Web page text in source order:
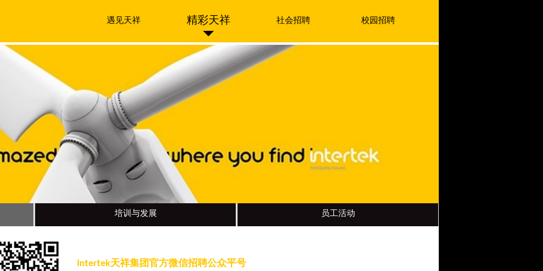
遇见天祥 精彩天祥 社会招聘 校园招聘
培训与发展 员工活动
Intertek天祥集团官方微信招聘公众平号